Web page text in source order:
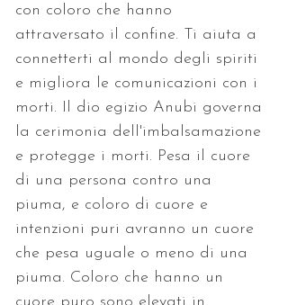
con coloro che hanno
attraversato il confine. Ti aiuta a
connetterti al mondo degli spiriti
e migliora le comunicazioni con i
morti. Il dio egizio Anubi governa
la cerimonia dell'imbalsamazione
e protegge i morti. Pesa il cuore
di una persona contro una
piuma, e coloro di cuore e
intenzioni puri avranno un cuore
che pesa uguale o meno di una
piuma. Coloro che hanno un
cuore puro sono elevati in